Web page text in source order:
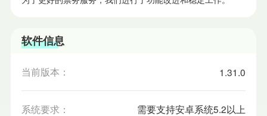
软件信息
当前版本： 1.31.0
系统要求： 需要支持安卓系统5.2以上